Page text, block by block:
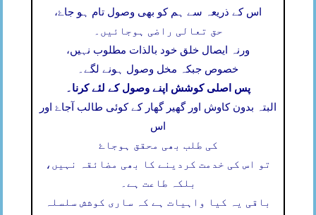
اس کے ذریعہ سے ہم کو بھی وصول تام ہو جاۓ،
حق تعالی راضی ہوجائیں۔
ورنہ ایصال خلق خود بالذات مطلوب نہیں،
خصوص جبکہ مخل وصول ہونے لگے۔
پس اصلی کوشش اپنے وصول کے لئے کرنا۔
البتہ بدون کاوش اور گھیر گھار کے کوئی طالب آجاۓ اور
اس
کی طلب بھی محقق ہوجاۓ
تو اس کی خدمت کردینے کا بھی مضائقہ نہیں،
بلکہ طاعت ہے۔
باقی یہ کیا واہیات ہے کہ ساری کوشش سلسلہ